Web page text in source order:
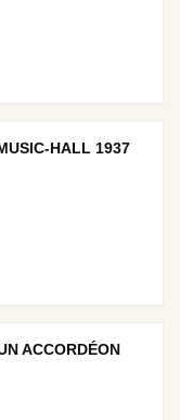
HALL 1937
ACCORDÉON